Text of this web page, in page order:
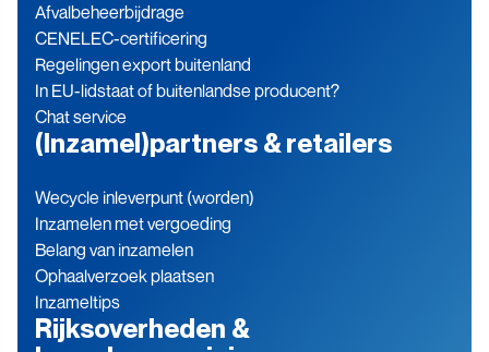
Afvalbeheerbijdrage
CENELEC-certificering
Regelingen export buitenland
In EU-lidstaat of buitenlandse producent?
Chat service
(Inzamel)partners & retailers
Wecycle inleverpunt (worden)
Inzamelen met vergoeding
Belang van inzamelen
Ophaalverzoek plaatsen
Inzameltips
Rijksoverheden &